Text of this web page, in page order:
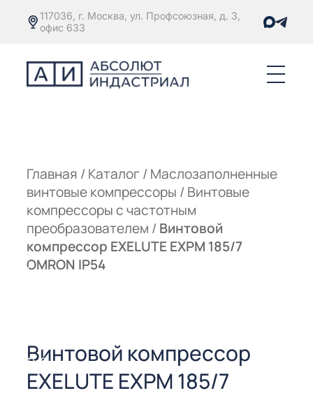
117036, г. Москва, ул. Профсоюзная, д. 3,
офис 633
Главная / Каталог/ Маслозаполненные
винтовые компрессоры / Винтовые
компрессоры с частотным
преобразователем / Винтовой
компрессор EXELUTE EXPM 185/7
OMRON IP54
Винтовой компрессор
EXELUTE EXPM 185/7
С